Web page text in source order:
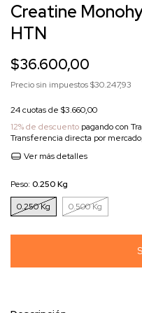
Creatine
HTN
$36.600,00
Precio sin impuestos$30.247,93
24cuotas de $3.660,00
12% de descuento pagando con
Transferencia directa por
Ver más detalles
Peso: 0.250 Kg
0.250 Kg
0.500 Kg